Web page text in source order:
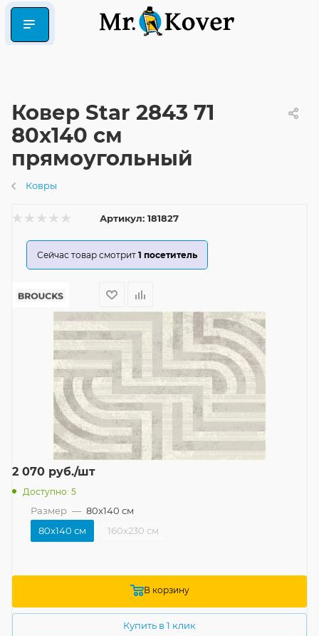
Ковер Star 2843 71
80x140 см
прямоугольный
Ковры
Артикул: 181827
Сейчас товар смотрит 1 посетитель
2 070 руб./шт
Доступно: 5
Размер — 80x140 см
80x140 см
160x230 см
В корзину
Купить в 1 клик